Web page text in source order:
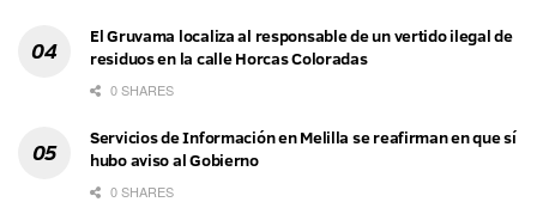
El Gruvama localiza al responsable de un vertido ilegal de
residuos en la calle Horcas Coloradas
0 SHARES
Servicios de Información en Melilla se reafirman en que sí
hubo aviso al Gobierno
0 SHARES